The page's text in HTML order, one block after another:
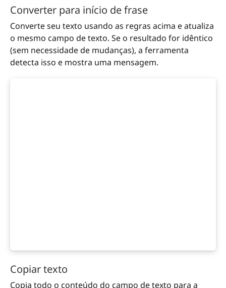
Converter para início de frase
Converte seu texto usando as regras acima e atualiza
o mesmo campo de texto. Se o resultado for idêntico
(sem necessidade de mudanças), a ferramenta
detecta isso e mostra uma mensagem.
Copiar texto
Copia todo o conteúdo do campo de texto para a